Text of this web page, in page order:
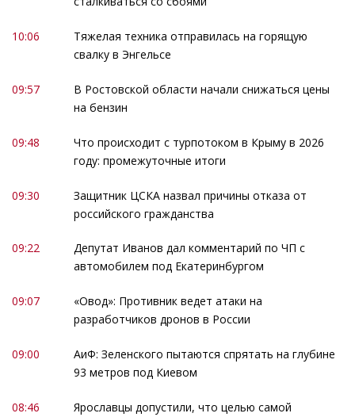
10:06
Тяжелая техника отправилась на горящую
свалку в Энгельсе
09:57
В Ростовской области начали снижаться цены
на бензин
09:48
Что происходит с турпотоком в Крыму в 2026
году: промежуточные итоги
09:30
Защитник ЦСКА назвал причины отказа от
российского гражданства
09:22
Депутат Иванов дал комментарий по ЧП с
автомобилем под Екатеринбургом
09:07
«Овод»: Противник ведет атаки на
разработчиков дронов в России
09:00
АиФ: Зеленского пытаются спрятать на глубине
93 метров под Киевом
08:46
Ярославцы допустили, что целью самой